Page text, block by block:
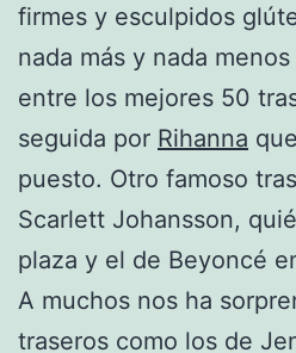
firmes y esculpidos
nada más y nada
entre los mejores 50
seguida por Rihanna
puesto. Otro famoso
Scarlett Johansson,
plaza y el de Beyoncé
A muchos nos ha
traseros como los de